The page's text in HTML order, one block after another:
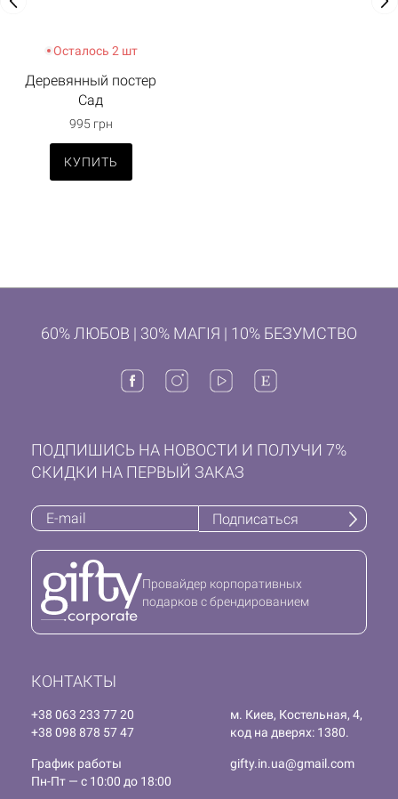
Осталось 2 шт
Деревянный постер
Сад
995 грн
КУПИТЬ
60% ЛЮБОВ | 30% МАГІЯ | 10% БЕЗУМСТВО
КОНТАКТЫ
+38 063 233 77 20
+38 098 878 57 47
м. Киев, Костельная, 4,
код на дверях: 1380.
График работы
Пн-Пт — с 10:00 до 18:00
gifty.in.ua@gmail.com
ПОДПИШИСЬ НА НОВОСТИ И ПОЛУЧИ 7%
СКИДКИ НА ПЕРВЫЙ ЗАКАЗ
Подписаться
Провайдер корпоративных
подарков с брендированием